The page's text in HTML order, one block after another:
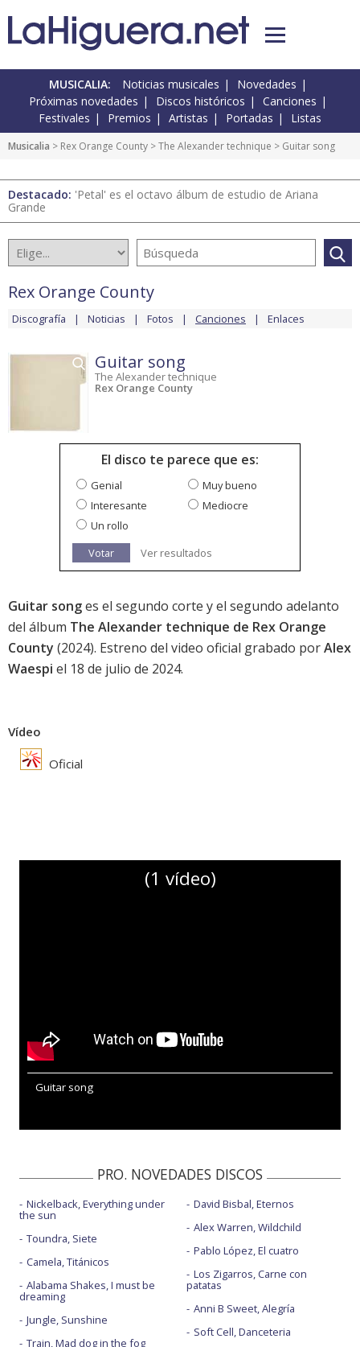
MUSICALIA: Noticias musicales
Novedades
Próximas novedades
Discos históricos
Canciones
Festivales
Premios Artistas Portadas Listas
Musicalia > Rex Orange County >The Alexander technique > Guitar song
Destacado: 'Petal' es el octavo álbum de estudio de Ariana
Grande
Rex Orange County
Discografía Noticias Fotos Canciones Enlaces
Guitar song
The Alexander technique
Rex Orange County
El disco te parece que es:
Genial
Muy bueno
Interesante
Mediocre
Un rollo
Votar
Ver resultados
Guitar songes el segundo corte y el segundo adelanto
del álbum The Alexander technique de Rex Orange
County (2024). Estreno del video oficial grabado porAlex
Waespi el 18 de julio de 2024.
Vídeo
Oficial
(1 vídeo)
Guitar song
PRO. NOVEDADES DISCOS
Nickelback, Everything under
the sun
Toundra, Siete
Camela, Titánicos
Alabama Shakes, I must be
dreaming
Jungle, Sunshine
Train, Mad dog in the fog
David Bisbal, Eternos
Alex Warren, Wildchild
Pablo López, El cuatro
Los Zigarros, Carne con
patatas
Anni B Sweet, Alegría
Soft Cell, Danceteria